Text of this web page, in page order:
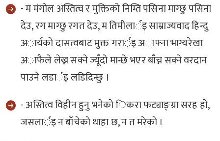
- म मंगाेल अस्तित्व र मुक्तिकाे निम्ति पसिना माग्छु पसिना
देउ, रग माग्छु रगत देउ, म तिमीलार्इ साम्राज्यवाद हिन्दु
अार्यकाे दासत्वबाट मुक्त गरार्इ अाफ्ना भाग्यरेखा
अाफैले लेख्न सक्ने ज्यूँदाे मान्छे भएर बाँच्न सक्ने वरदान
पाउने लडार्इ लडिदिन्छु ।
- अस्तित्व विहीन हुनु भनेकाे िकरा फट्याङ्ग्रा सरह हाे,
जसलार्इ न बाँचेकाे थाहा छ, न त मरेकाे ।